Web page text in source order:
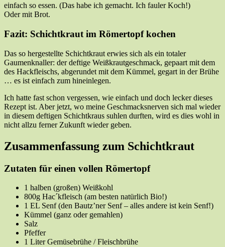
einfach so essen. (Das habe ich gemacht. Ich fauler Koch!)
Oder mit Brot.
Fazit: Schichtkraut im Römertopf kochen
Das so hergestellte Schichtkraut erwies sich als ein totaler
Gaumenknaller: der deftige Weißkrautgeschmack, gepaart mit dem
des Hackfleischs, abgerundet mit dem Kümmel, gegart in der Brühe
… es ist einfach zum hineinlegen.
Ich hatte fast schon vergessen, wie einfach und doch lecker dieses
Rezept ist. Aber jetzt, wo meine Geschmacksnerven sich mal wieder
in diesem deftigen Schichtkraus suhlen durften, wird es dies wohl in
nicht allzu ferner Zukunft wieder geben.
Zusammenfassung zum Schichtkraut
Zutaten für einen vollen Römertopf
1 halben (großen) Weißkohl
800g Hac´kfleisch (am besten natürlich Bio!)
1 EL Senf (den Bautz’ner Senf – alles andere ist kein Senf!)
Kümmel (ganz oder gemahlen)
Salz
Pfeffer
1 Liter Gemüsebrühe / Fleischbrühe